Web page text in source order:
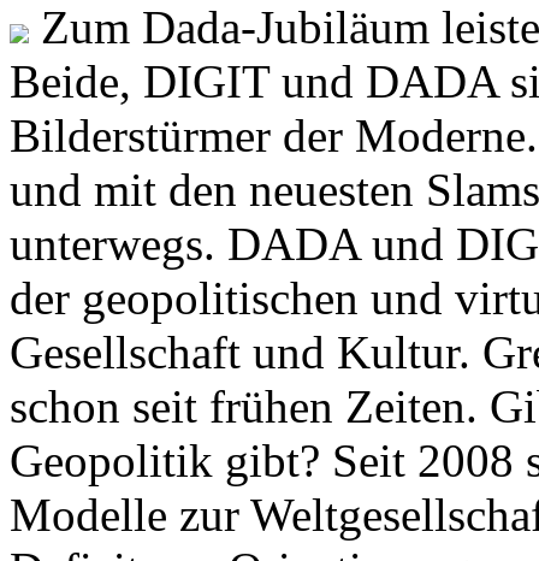
Zum Dada-Jubiläum
Beide, DIGIT und DADA
Bilderstürmer der
und mit den neuesten
unterwegs. DADA und
der geopolitischen und
Gesellschaft und Kultur.
schon seit frühen Zeiten.
Geopolitik gibt? Seit 2008
Modelle zur